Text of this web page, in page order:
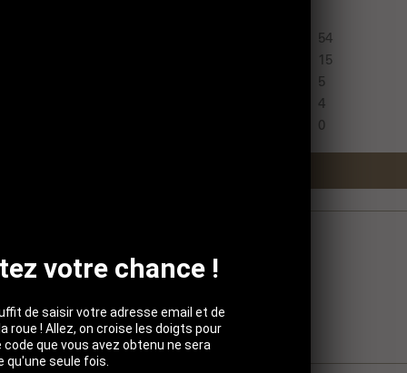
54
15
5
4
0
votre chance !
de saisir votre adresse email et de
roue ! Allez, on croise les doigts pour
code que vous avez obtenu ne sera
qu'une seule fois.